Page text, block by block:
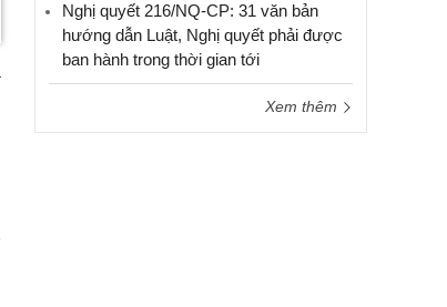
Nghị quyết 216/NQ-CP: 31 văn bản
hướng dẫn Luật, Nghị quyết phải được
ban hành trong thời gian tới
Xem thêm